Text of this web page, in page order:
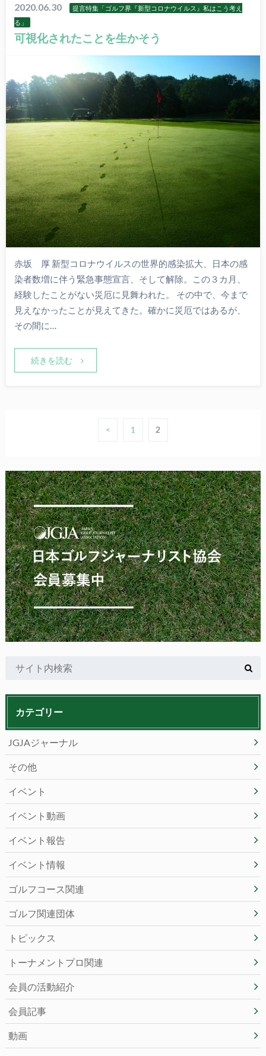
2020.06.30
提言特集「ゴルフ界『新型コロナウイルス』私はこう考え
る」
可視化されたことを生かそう
赤坂 厚 新型コロナウイルスの世界的感染拡大、日本の感
染者数増に伴う緊急事態宣言、そして解除。この３カ月、
経験したことがない災厄に見舞われた。 その中で、今まで
見えなかったことが見えてきた。確かに災厄ではあるが、
その間に…
続きを読む
< 1 2
カテゴリー
JGJAジャーナル
その他
イベント
イベント動画
イベント報告
イベント情報
ゴルフコース関連
ゴルフ関連団体
トピックス
トーナメントプロ関連
会員の活動紹介
会員記事
動画